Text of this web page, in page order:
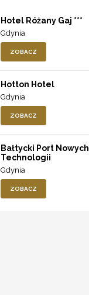
Hotel Różany Gaj ***
Gdynia
ZOBACZ
Hotton Hotel
Gdynia
ZOBACZ
Bałtycki Port Nowych
Technologii
Gdynia
ZOBACZ